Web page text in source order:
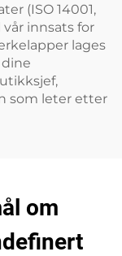
(ISO 14001,
vår innsats for
lages
som leter etter
om